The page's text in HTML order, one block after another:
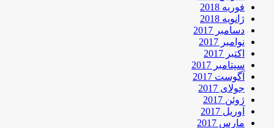
فوریه 2018
ژانویه 2018
دسامبر 2017
نوامبر 2017
اکتبر 2017
سپتامبر 2017
آگوست 2017
جولای 2017
ژوئن 2017
آوریل 2017
مارس 2017